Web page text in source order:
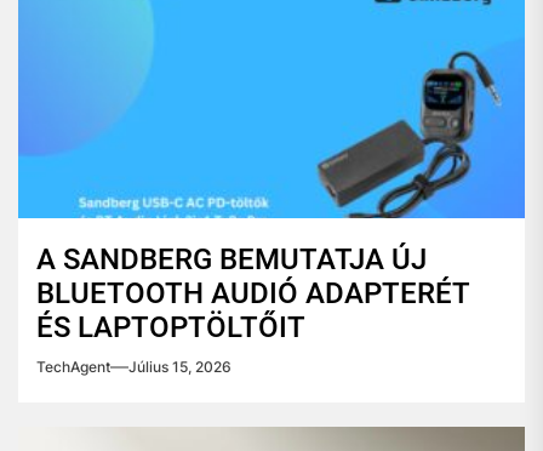
A SANDBERG BEMUTATJA ÚJ
BLUETOOTH AUDIÓ ADAPTERÉT
ÉS LAPTOPTÖLTŐIT
TechAgent Július 15, 2026